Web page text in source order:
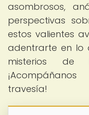
asombrosos,
perspectivas
estos valientes
adentrarte en lo
misterios
travesía!